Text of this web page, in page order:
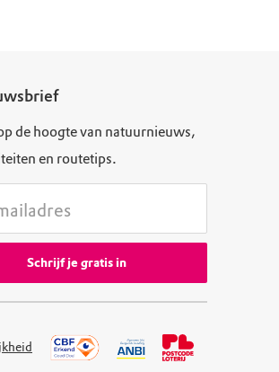
de hoogte van natuurnieuws,
en routetips.
Schrijf je gratis in